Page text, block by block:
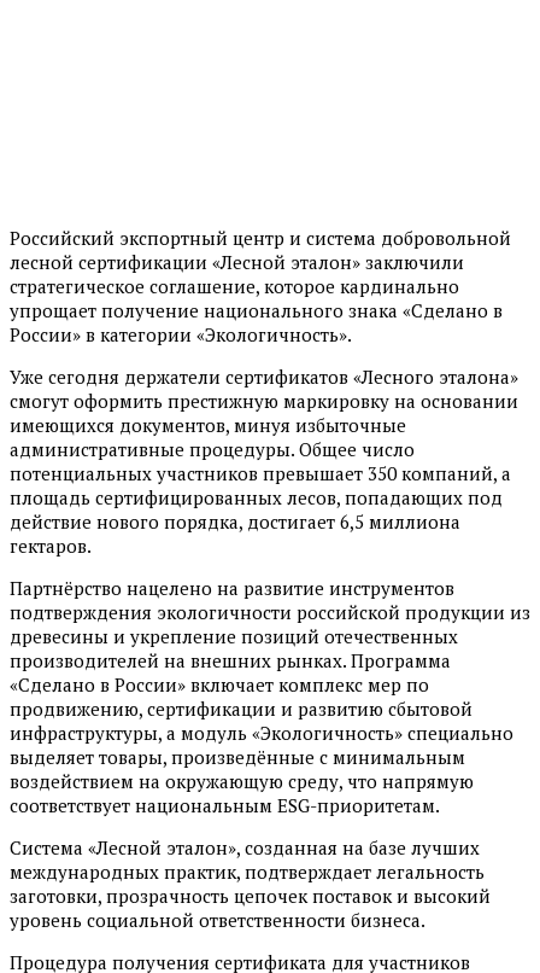
Российский экспортный центр и система добровольной
лесной сертификации «Лесной эталон» заключили
стратегическое соглашение, которое кардинально
упрощает получение национального знака «Сделано в
России» в категории «Экологичность».
Уже сегодня держатели сертификатов «Лесного эталона»
смогут оформить престижную маркировку на основании
имеющихся документов, минуя избыточные
административные процедуры. Общее число
потенциальных участников превышает 350 компаний, а
площадь сертифицированных лесов, попадающих под
действие нового порядка, достигает 6,5 миллиона
гектаров.
Партнёрство нацелено на развитие инструментов
подтверждения экологичности российской продукции из
древесины и укрепление позиций отечественных
производителей на внешних рынках. Программа
«Сделано в России» включает комплекс мер по
продвижению, сертификации и развитию сбытовой
инфраструктуры, а модуль «Экологичность» специально
выделяет товары, произведённые с минимальным
воздействием на окружающую среду, что напрямую
соответствует национальным ESG-приоритетам.
Система «Лесной эталон», созданная на базе лучших
международных практик, подтверждает легальность
заготовки, прозрачность цепочек поставок и высокий
уровень социальной ответственности бизнеса.
Процедура получения сертификата для участников